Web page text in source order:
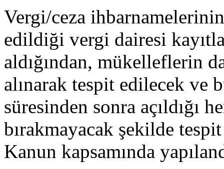
Vergi/ceza
edildiği vergi dairesi
aldığından, mükelleflerin
alınarak tespit edilecek ve
süresinden sonra açıldığı
bırakmayacak şekilde
Kanun kapsamında